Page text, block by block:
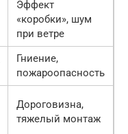
Эффект
«коробки», шум
при ветре
Гниение,
пожароопасность
Дороговизна,
тяжелый монтаж